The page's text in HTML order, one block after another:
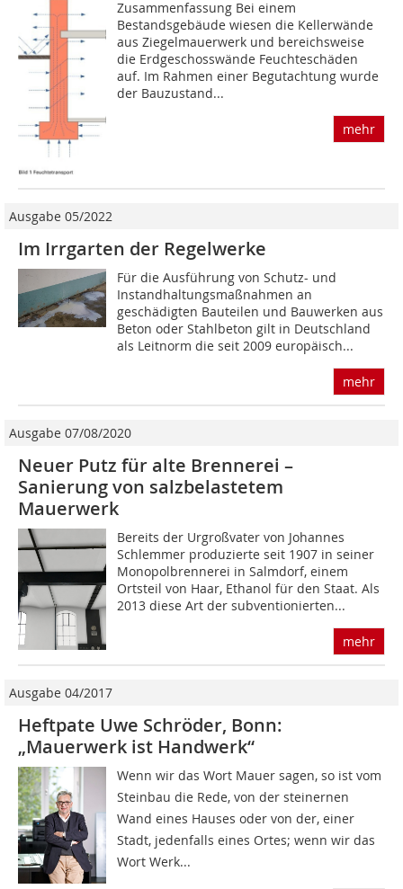
Zusammenfassung Bei einem
Bestandsgebäude wiesen die Kellerwände
aus Ziegelmauerwerk und bereichs­weise
die Erdgeschosswände Feuchteschäden
auf. Im Rahmen einer Begutachtung wurde
der Bauzustand...
mehr
Ausgabe 05/2022
Im Irrgarten der Regelwerke
Für die Ausführung von Schutz- und
Instandhaltungsmaßnahmen an
geschädigten Bauteilen und Bauwerken aus
Beton oder Stahlbeton gilt in Deutschland
als Leitnorm die seit 2009 euro­päisch...
mehr
Ausgabe 07/08/2020
Neuer Putz für alte Brennerei –
Sanierung von salzbelastetem
Mauerwerk
Bereits der Urgroßvater von Johannes
Schlemmer produzierte seit 1907 in seiner
Monopolbrennerei in Salmdorf, einem
Ortsteil von Haar, Ethanol für den Staat. Als
2013 diese Art der subventionierten...
mehr
Ausgabe 04/2017
Heftpate Uwe Schröder, Bonn:
„Mauerwerk ist Handwerk“
Wenn wir das Wort Mauer sagen, so ist vom
Steinbau die Rede, von der steinernen
Wand eines Hauses oder von der, einer
Stadt, jedenfalls eines Ortes; wenn wir das
Wort Werk...